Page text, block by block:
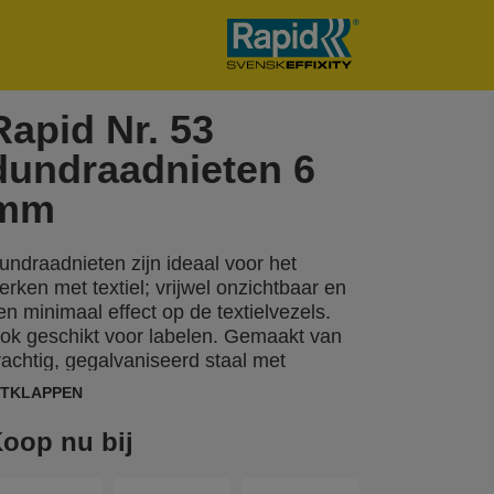
Nr. 53
6
zijn ideaal voor het
met textiel; vrijwel onzichtbaar en
minimaal effect op de textielvezels.
geschikt voor labelen. Gemaakt van
gegalvaniseerd staal met
punten voor optimale penetratie.
nu bij